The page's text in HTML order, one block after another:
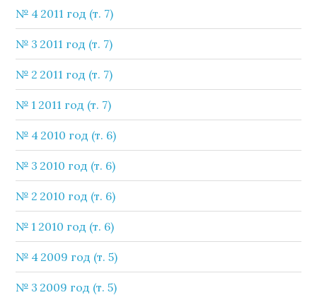
№ 4 2011 год (т. 7)
№ 3 2011 год (т. 7)
№ 2 2011 год (т. 7)
№ 1 2011 год (т. 7)
№ 4 2010 год (т. 6)
№ 3 2010 год (т. 6)
№ 2 2010 год (т. 6)
№ 1 2010 год (т. 6)
№ 4 2009 год (т. 5)
№ 3 2009 год (т. 5)